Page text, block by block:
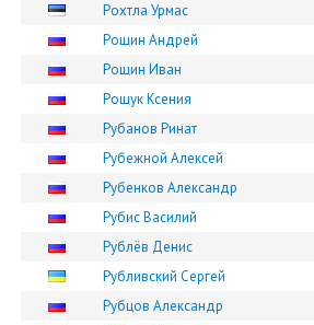
Рохтла Урмас
Рощин Андрей
Рощин Иван
Рощук Ксения
Рубанов Ринат
Рубежной Алексей
Рубенков Александр
Рубис Василий
Рублёв Денис
Рубливский Сергей
Рубцов Александр